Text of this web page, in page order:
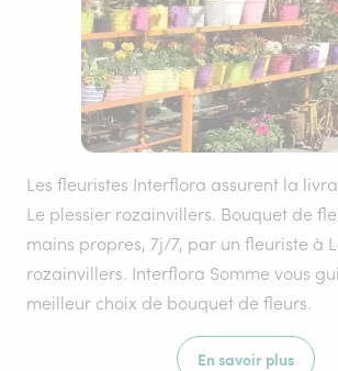
Les fleuristes Interflora assurent la
Le plessier rozainvillers. Bouquet de
mains propres, 7j/7, par un fleuriste à
rozainvillers. Interflora Somme vous
meilleur choix de bouquet de fleurs.
En savoir plus